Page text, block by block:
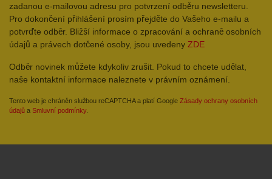
zadanou e-mailovou adresu pro potvrzení odběru newsletteru.
Pro dokončení přihlášení prosím přejděte do Vašeho e-mailu a
potvrďte odběr. Bližší informace o zpracování a ochraně osobních
údajů a právech dotčené osoby, jsou uvedeny ZDE
Odběr novinek můžete kdykoliv zrušit. Pokud to chcete udělat,
naše kontaktní informace naleznete v právním oznámení.
Tento web je chráněn službou reCAPTCHA a platí Google Zásady ochrany osobních
údajů a Smluvní podmínky.